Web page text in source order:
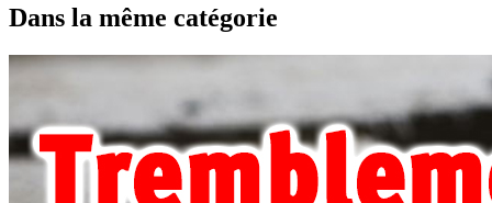
Dans la même catégorie